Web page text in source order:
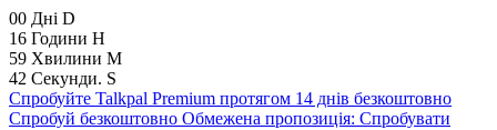
00 Дні D
16 Години H
59 Хвилини M
41 Секунди. S
Спробуйте Talkpal Premium протягом 14 днів безкоштовно
Спробуй безкоштовно Обмежена пропозиція: Спробувати